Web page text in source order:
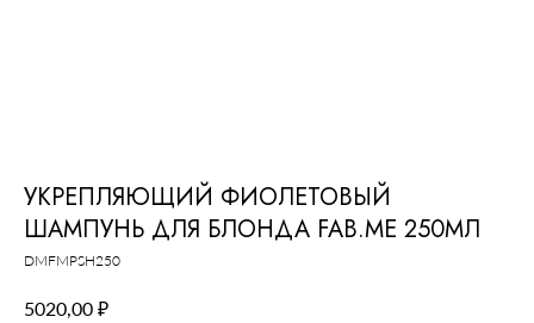
УКРЕПЛЯЮЩИЙ ФИОЛЕТОВЫЙ
ШАМПУНЬ ДЛЯ БЛОНДА FAB.ME 250МЛ
DMFMPSH250
5020,00 ₽